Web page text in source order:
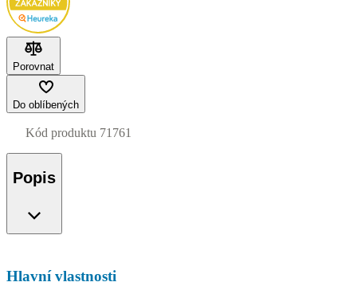
Porovnat
Do oblíbených
Kód produktu 71761
Popis
Hlavní vlastnosti